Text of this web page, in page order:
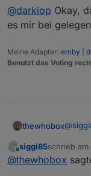
Wenn
@darkiop Okay,
es mir bei
Meine Adapter: emby
Benutzt das Voting
thewhobox@
Gibt
@
Offline
siggi85schrieb am
zuletzt
@thewhobox